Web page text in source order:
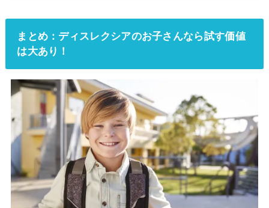
まとめ：ディスレクシアのお子さんなら試す価値
は大あり！